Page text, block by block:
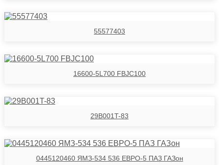
55577403
16600-5L700 FBJC100
29B001T-83
0445120460 ЯМЗ-534 536 ЕВРО-5 ПАЗ ГАЗон